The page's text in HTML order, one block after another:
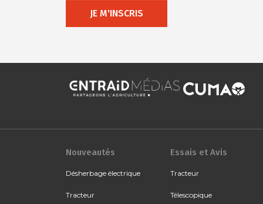
JE M'INSCRIS
Nouveautés
Désherbage électrique
Tracteur
Essais et Avis
Tracteur
Télescopique